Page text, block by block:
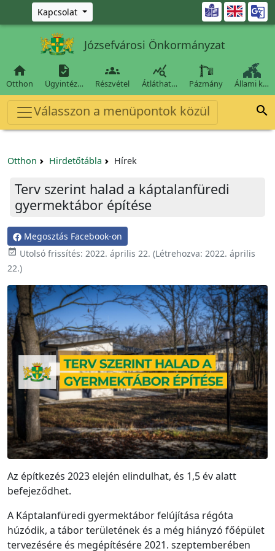
Ugrás a fő tartalomra
Kapcsolat 
Józsefvárosi Önkormányzat

Otthon

Ügyintéz…

Részvétel

Átláthat… Pázmány Állami k…
Válasszon a menüpontok közül 
Otthon Hirdetőtábla Hírek
Terv szerint halad a káptalanfüredi
gyermektábor építése
Megosztás Facebook-on
 Utolsó frissítés: 2022. április 22. (Létrehozva: 2022. április
22.)
Az építkezés 2023 elején elindulhat, és 1,5 év alatt
befejeződhet.
A Káptalanfüredi gyermektábor felújítása régóta
húzódik, a tábor területének és a még hiányzó főépület
tervezésére és megépítésére 2021. szeptemberében